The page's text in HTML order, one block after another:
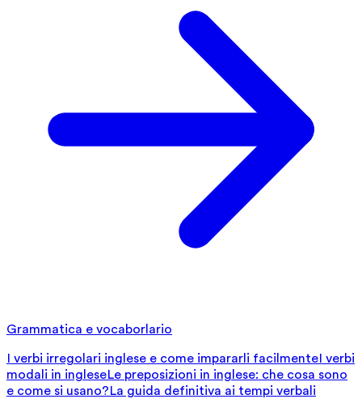
Grammatica e vocaborlario
I verbi irregolari inglese e come impararli facilmenteI verbi
modali in ingleseLe preposizioni in inglese: che cosa sono
e come si usano?La guida definitiva ai tempi verbali